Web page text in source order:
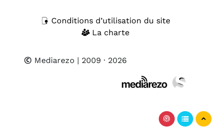
Conditions d’utilisation du site
La charte
Mediarezo | 2009 · 2026